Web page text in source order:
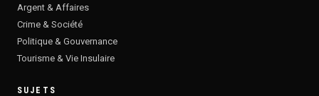
Argent & Affaires
Crime & Société
Politique & Gouvernance
Tourisme & Vie Insulaire
SUJETS